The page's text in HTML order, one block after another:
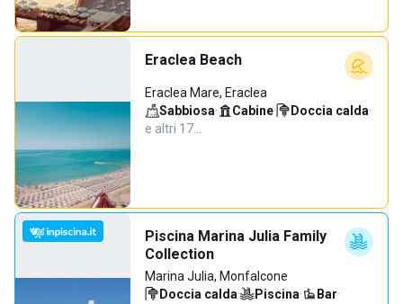
Eraclea Beach
Eraclea Mare, Eraclea
Sabbiosa· Cabine· Doccia calda·
e altri 17…
Piscina Marina Julia Family
Collection
Marina Julia, Monfalcone
Doccia calda· Piscina· Bar·